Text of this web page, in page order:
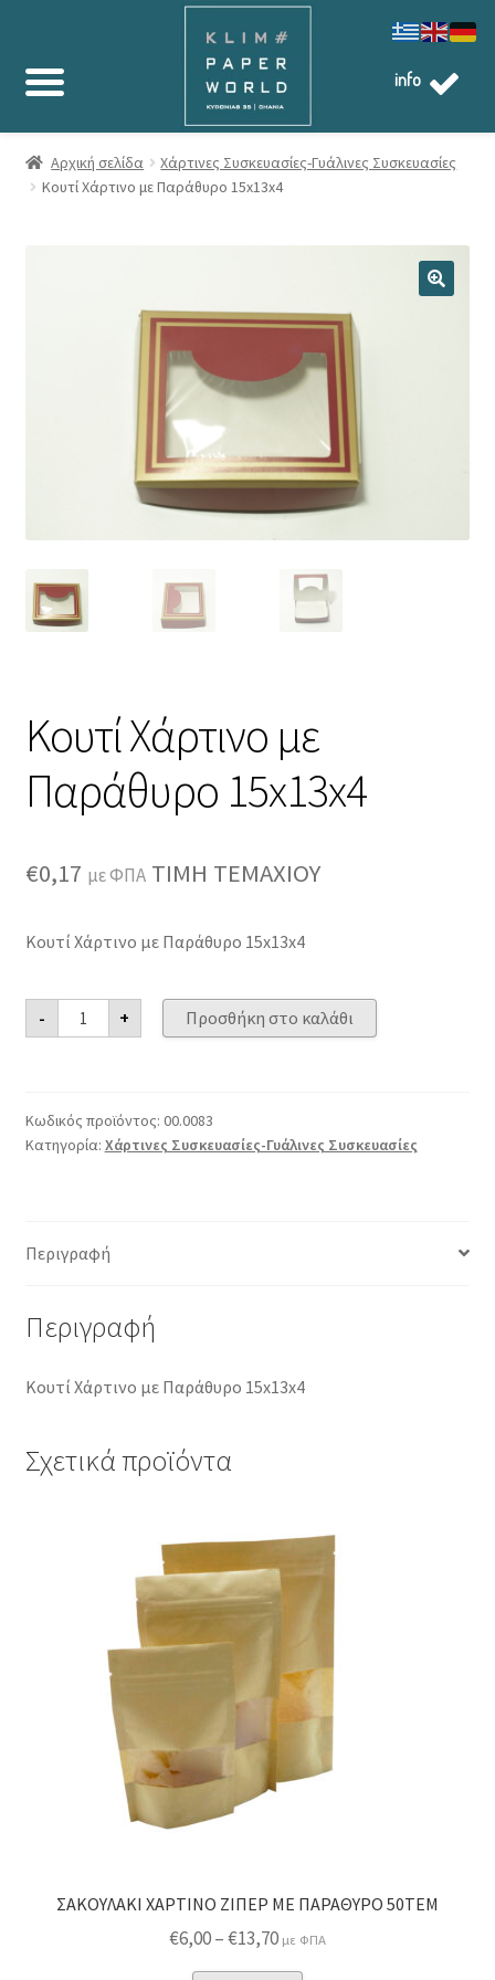
Αρχική σελίδα
Χάρτινες Συσκευασίες-Γυάλινες Συσκευασίες
Κουτί Χάρτινο με Παράθυρο 15x13x4
Κουτί Χάρτινο με
Παράθυρο 15x13x4
€0,17 με ΦΠΑ ΤΙΜΗ ΤΕΜΑΧΙΟΥ
Κουτί Χάρτινο με Παράθυρο 15x13x4
-
Κουτί
Χάρτινο
με
+ Προσθήκη στο καλάθι
Κωδικός προϊόντος: 00.0083
Κατηγορία: Χάρτινες Συσκευασίες-Γυάλινες Συσκευασίες
Περιγραφή
Περιγραφή
Κουτί Χάρτινο με Παράθυρο 15x13x4
Σχετικά προϊόντα
ΣΑΚΟΥΛΑΚΙ ΧΑΡΤΙΝΟ ΖΙΠΕΡ ΜΕ ΠΑΡΑΘΥΡΟ 50ΤΕΜ
€6,00–€13,70Price
range:
με ΦΠΑ
info